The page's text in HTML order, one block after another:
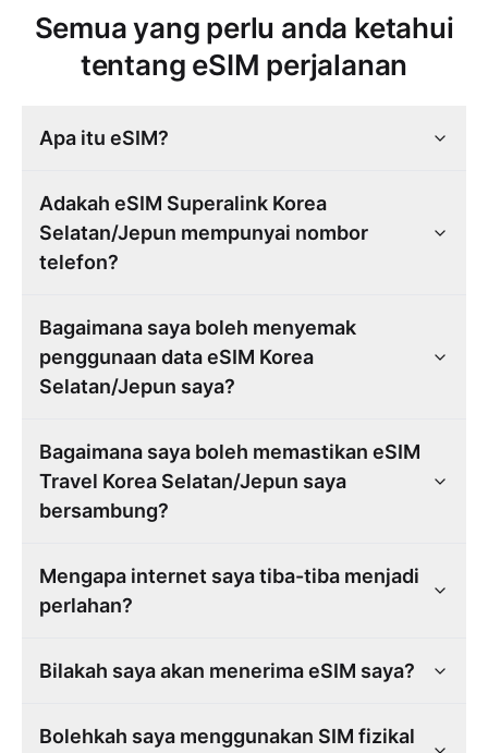
Semua yang perlu anda ketahui
tentang eSIM perjalanan
Apa itu eSIM?
Adakah eSIM Superalink Korea
Selatan/Jepun mempunyai nombor
telefon?
Bagaimana saya boleh menyemak
penggunaan data eSIM Korea
Selatan/Jepun saya?
Bagaimana saya boleh memastikan eSIM
Travel Korea Selatan/Jepun saya
bersambung?
Mengapa internet saya tiba-tiba menjadi
perlahan?
Bilakah saya akan menerima eSIM saya?
Bolehkah saya menggunakan SIM fizikal